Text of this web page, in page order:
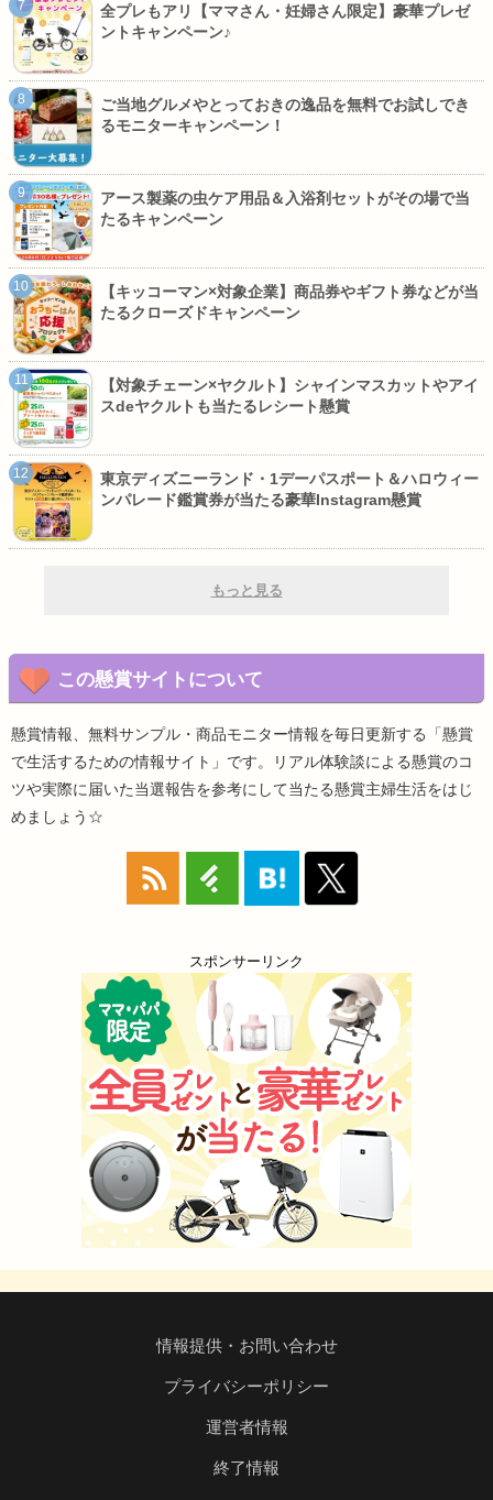
全プレもアリ【ママさん・妊婦さん限定】豪華プレゼ
ントキャンペーン♪
ご当地グルメやとっておきの逸品を無料でお試しでき
るモニターキャンペーン！
アース製薬の虫ケア用品＆入浴剤セットがその場で当
たるキャンペーン
【キッコーマン×対象企業】商品券やギフト券などが当
たるクローズドキャンペーン
【対象チェーン×ヤクルト】シャインマスカットやアイ
スdeヤクルトも当たるレシート懸賞
東京ディズニーランド・1デーパスポート＆ハロウィー
ンパレード鑑賞券が当たる豪華Instagram懸賞
もっと見る
この懸賞サイトについて
懸賞情報、無料サンプル・商品モニター情報を毎日更新する「懸賞
で生活するための情報サイト」です。リアル体験談による懸賞のコ
ツや実際に届いた当選報告を参考にして当たる懸賞主婦生活をはじ
めましょう☆
スポンサーリンク
情報提供・お問い合わせ
プライバシーポリシー
運営者情報
終了情報